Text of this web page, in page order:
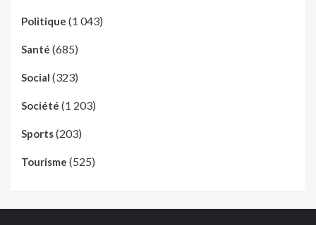
Politique (1 043)
Santé (685)
Social (323)
Société (1 203)
Sports(203)
Tourisme (525)